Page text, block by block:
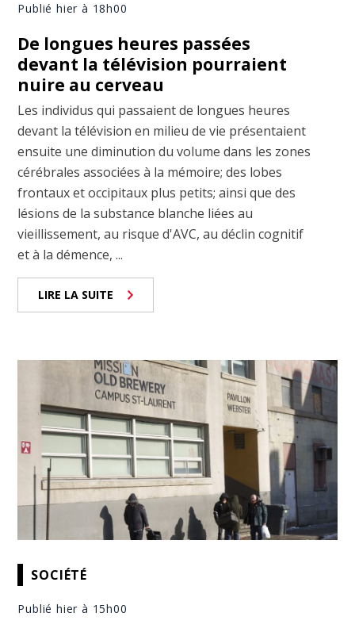
Publié hier à 18h00
De longues heures passées
devant la télévision pourraient
nuire au cerveau
Les individus qui passaient de longues heures
devant la télévision en milieu de vie présentaient
ensuite une diminution du volume dans les zones
cérébrales associées à la mémoire; des lobes
frontaux et occipitaux plus petits; ainsi que des
lésions de la substance blanche liées au
vieillissement, au risque d'AVC, au déclin cognitif
et à la démence, ...
LIRE LA SUITE
SOCIÉTÉ
Publié hier à 15h00